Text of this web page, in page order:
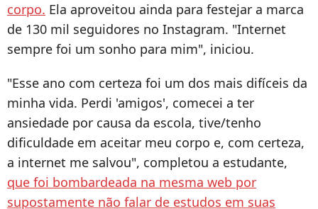
corpo. Ela aproveitou ainda para festejar a marca
de 130 mil seguidores no Instagram. "Internet
sempre foi um sonho para mim", iniciou.
"Esse ano com certeza foi um dos mais difíceis da
minha vida. Perdi 'amigos', comecei a ter
ansiedade por causa da escola, tive/tenho
dificuldade em aceitar meu corpo e, com certeza,
a internet me salvou", completou a estudante,
que foi bombardeada na mesma web por
supostamente não falar de estudos em suas